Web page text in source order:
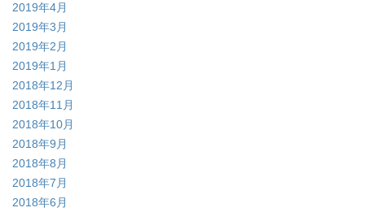
2019年4月
2019年3月
2019年2月
2019年1月
2018年12月
2018年11月
2018年10月
2018年9月
2018年8月
2018年7月
2018年6月